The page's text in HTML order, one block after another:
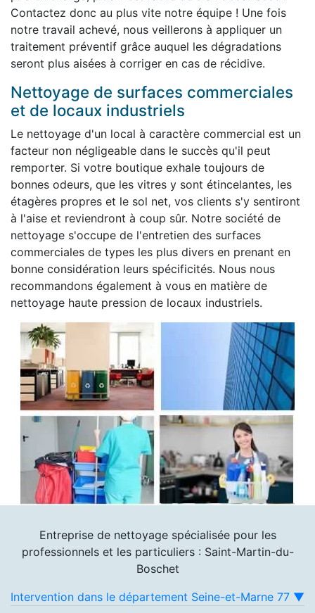
Contactez donc au plus vite notre équipe ! Une fois
notre travail achevé, nous veillerons à appliquer un
traitement préventif grâce auquel les dégradations
seront plus aisées à corriger en cas de récidive.
Nettoyage de surfaces commerciales
et de locaux industriels
Le nettoyage d'un local à caractère commercial est un
facteur non négligeable dans le succès qu'il peut
remporter. Si votre boutique exhale toujours de
bonnes odeurs, que les vitres y sont étincelantes, les
étagères propres et le sol net, vos clients s'y sentiront
à l'aise et reviendront à coup sûr. Notre société de
nettoyage s'occupe de l'entretien des surfaces
commerciales de types les plus divers en prenant en
bonne considération leurs spécificités. Nous nous
recommandons également à vous en matière de
nettoyage haute pression de locaux industriels.
Entreprise de nettoyage spécialisée pour les
professionnels et les particuliers : Saint-Martin-du-
Boschet
Intervention dans le département Seine-et-Marne 77 ▼